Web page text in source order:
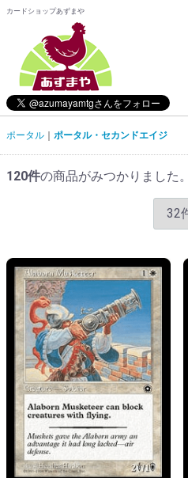
カードショップあずまや
ポータル ポータル・セカンドエイジ
120件の商品がみつかりました。